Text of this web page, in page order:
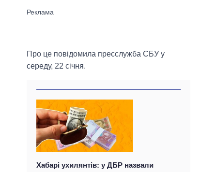
Про це повідомила пресслужба СБУ у
середу, 22 січня.
Хабарі ухилянтів: у ДБР назвали